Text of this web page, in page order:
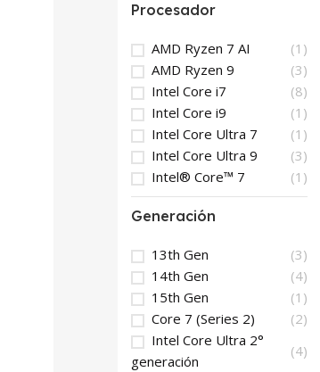
Procesador
AMD Ryzen 7 AI
(1)
AMD Ryzen 9
(3)
Intel Core i7
(8)
Intel Core i9
(1)
Intel Core Ultra 7
(1)
Intel Core Ultra 9
(3)
Intel® Core™ 7
(1)
Generación
13th Gen
(3)
14th Gen
(4)
15th Gen
(1)
Core 7 (Series 2)
(2)
Intel Core Ultra 2°
generación
(4)